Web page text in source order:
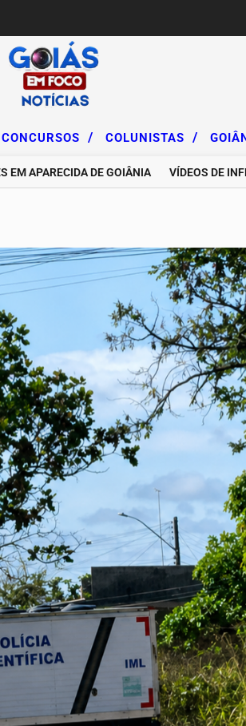
CONCURSOS / COLUNISTAS /
DE GOIÂNIA VÍDEOS DE